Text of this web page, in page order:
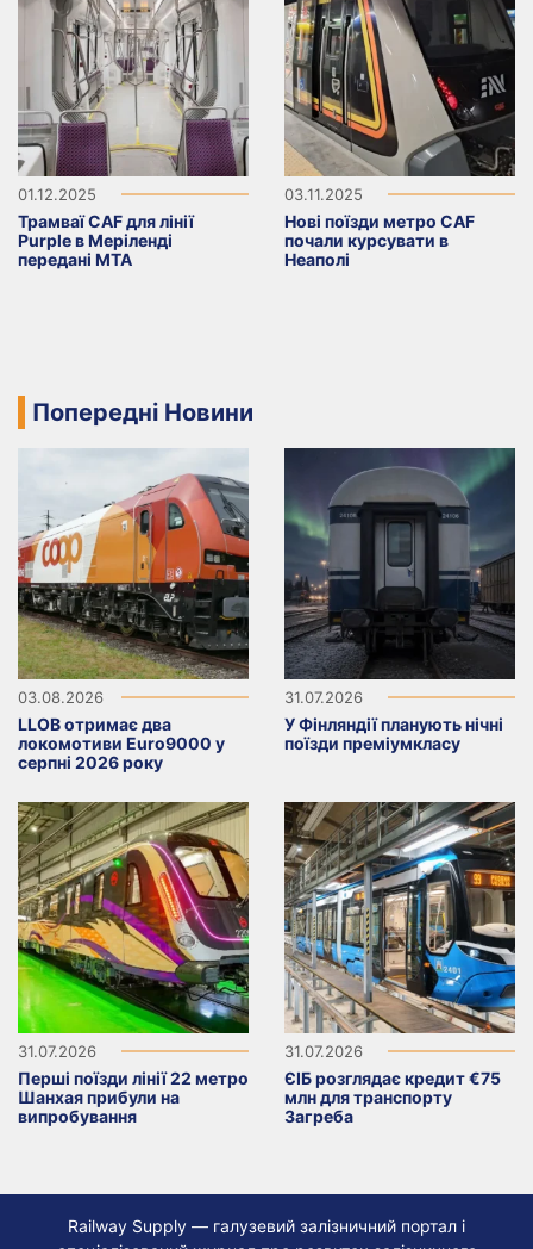
01.12.2025
Трамваї CAF для лінії
Purple в Меріленді
передані MTA
03.11.2025
Нові поїзди метро CAF
почали курсувати в
Неаполі
Попередні Новини
03.08.2026
LLOB отримає два
локомотиви Euro9000 у
серпні 2026 року
31.07.2026
У Фінляндії планують нічні
поїзди преміумкласу
31.07.2026
Перші поїзди лінії 22 метро
Шанхая прибули на
випробування
31.07.2026
ЄІБ розглядає кредит €75
млн для транспорту
Загреба
Railway Supply — галузевий залізничний портал і